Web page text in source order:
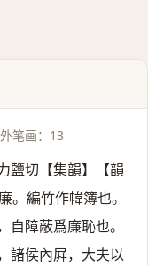
笔画：13
鹽切【集韻】【韻
。編竹作幃簿也。
自障蔽爲廉恥也。
諸侯內屛，大夫以